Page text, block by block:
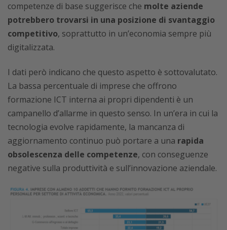
competenze di base suggerisce che molte aziende
potrebbero trovarsi in una posizione di svantaggio
competitivo, soprattutto in un’economia sempre più
digitalizzata.
I dati però indicano che questo aspetto è sottovalutato.
La bassa percentuale di imprese che offrono
formazione ICT interna ai propri dipendenti è un
campanello d’allarme in questo senso. In un’era in cui la
tecnologia evolve rapidamente, la mancanza di
aggiornamento continuo può portare a una rapida
obsolescenza delle competenze, con conseguenze
negative sulla produttività e sull’innovazione aziendale.